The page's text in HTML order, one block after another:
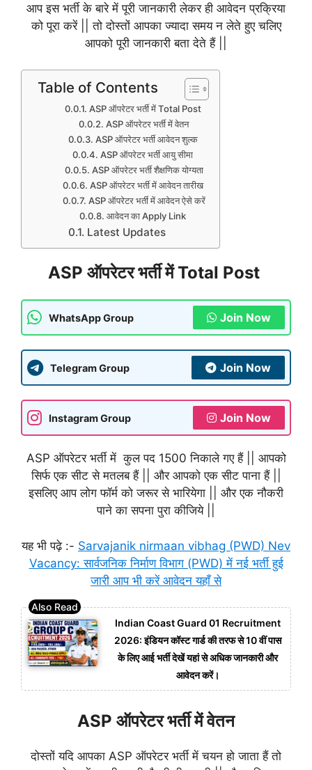
आप इस भर्ती के बारे में पूरी जानकारी लेकर ही आवेदन प्रक्रिया
को पूरा करें || तो दोस्तों आपका ज्यादा समय न लेते हुए चलिए
आपको पूरी जानकारी बता देते हैं ||
Table of Contents
ASP ऑपरेटर भर्ती में Total Post
ASP ऑपरेटर भर्ती में वेतन
ASP ऑपरेटर भर्ती आवेदन शुल्क
ASP ऑपरेटर भर्ती आयु सीमा
ASP ऑपरेटर भर्ती शैक्षणिक योग्यता
ASP ऑपरेटर भर्ती में आवेदन तारीख
ASP ऑपरेटर भर्ती में आवेदन ऐसे करें
आवेदन का Apply Link
Latest Updates
ASP ऑपरेटर भर्ती में Total Post
WhatsApp Group Join Now
Telegram Group Join Now
Instagram Group Join Now
ASP ऑपरेटर भर्ती में कुल पद 1500 निकाले गए हैं || आपको
सिर्फ एक सीट से मतलब हैं || और आपको एक सीट पाना हैं ||
इसलिए आप लोग फॉर्म को जरूर से भारियेगा || और एक नौकरी
पाने का सपना पुरा कीजिये ||
यह भी पढ़े :- Sarvajanik nirmaan vibhag (PWD) Nev
Vacancy: सार्वजनिक निर्माण विभाग (PWD) में नई भर्ती हुई
जारी आप भी करें आवेदन यहाँ से
Indian Coast Guard 01 Recruitment
2026: इंडियन कॉस्ट गार्ड की तरफ से 10 वीं पास
के लिए आई भर्ती देखें यहां से अधिक जानकारी और
आवेदन करें।
ASP ऑपरेटर भर्ती में वेतन
दोस्तों यदि आपका ASP ऑपरेटर भर्ती में चयन हो जाता हैं तो